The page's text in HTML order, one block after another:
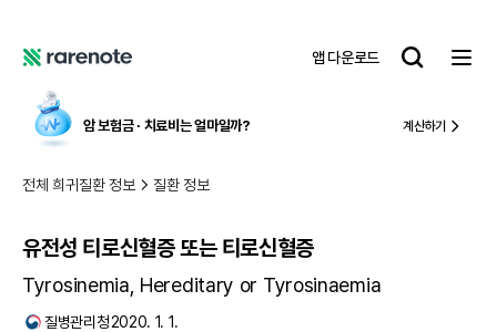
노
앱 다운로드
레
트
암 보험금 ∙ 치료비 는 얼마일까? 계산하기
전체 희귀질환 정보 질환 정보
유전성 티로신혈증 또는 티로신혈증
Tyrosinemia, Hereditary or Tyrosinaemia
질병관리청2020. 1. 1.